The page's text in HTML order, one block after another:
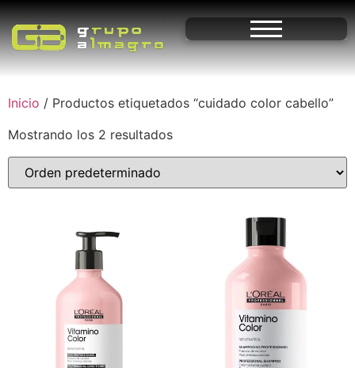
Inicio / Productos etiquetados “cuidado color cabello”
Mostrando los 2 resultados